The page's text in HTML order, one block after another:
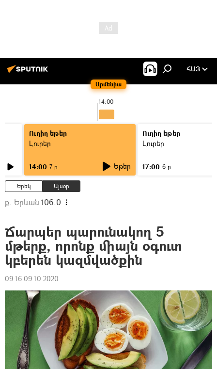
Արմենիա
ՀԱՅ
14:00
Ուղիղ եթեր
Լուրեր
14:00 7 ր Եթեր
Ուղիղ եթեր
Լուրեր
17:00 6 ր
Երեկ Այսօր
ք. Երևան 106.0
Ճարպեր պարունակող 5
մթերք, որոնք միայն օգուտ
կբերեն կազմվածքին
09:16 09.10.2020